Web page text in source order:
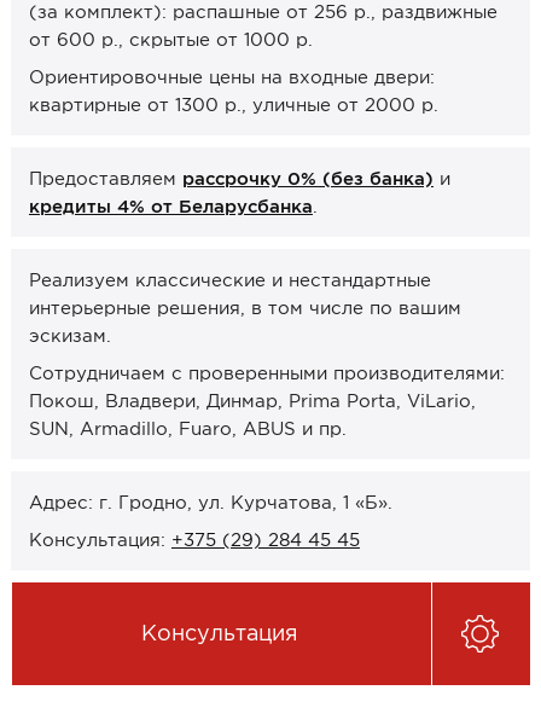
Каталоги от производителей
Сервис
Консультация
Онлайн-формат работы
Оплата
Рассрочка 0% (без банка)
Кредиты 4% от Беларусбанка
Карты рассрочек
Контакты и график работы
Сотрудничество
(за комплект): распашные от 256 р., раздвижные
от 600 р., скрытые от 1000 р.
Ориентировочные цены на входные двери:
квартирные от 1300 р., уличные от 2000 р.
Предоставляем рассрочку 0% (без банка) и
кредиты 4% от Беларусбанка
Реализуем классические и нестандартные
интерьерные решения, в том числе по вашим
эскизам.
Сотрудничаем с проверенными производителями:
Покош, Владвери, Динмар, Prima Porta, ViLario,
SUN, Armadillo, Fuaro, ABUS и пр.
Адрес: г. Гродно, ул. Курчатова, 1 «Б».
Консультация: +375 (29) 284 45 45
Консультация